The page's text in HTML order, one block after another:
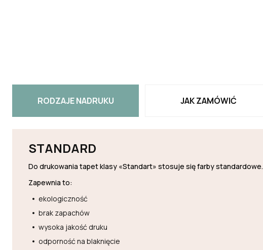
RODZAJE NADRUKU JAK ZAMÓWIĆ
STANDARD
Do drukowania tapet klasy «Standart» stosuje się farby standardowe.
Zapewnia to:
ekologiczność
brak zapachów
wysoka jakość druku
odporność na blaknięcie